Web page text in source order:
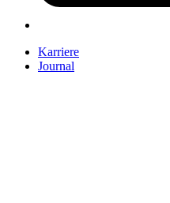
Karriere
Journal